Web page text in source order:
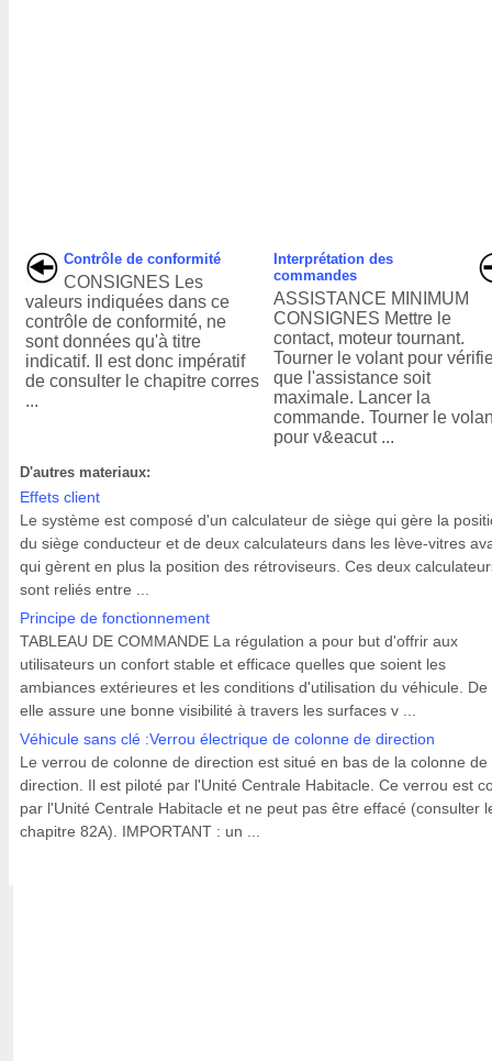
Contrôle de conformité
CONSIGNES Les
valeurs indiquées dans ce
contrôle de conformité, ne
sont données qu'à titre
indicatif. Il est donc impératif
de consulter le chapitre corres
...
Interprétation des
commandes
ASSISTANCE MINIMUM
CONSIGNES Mettre le
contact, moteur tournant.
Tourner le volant pour
que l'assistance soit
maximale. Lancer la
commande. Tourner le
pour v&eacut ...
D'autres materiaux:
Effets client
Le système est composé d'un calculateur de siège qui gère la
du siège conducteur et de deux calculateurs dans les lève-vitres
qui gèrent en plus la position des rétroviseurs. Ces deux
sont reliés entre ...
Principe de fonctionnement
TABLEAU DE COMMANDE La régulation a pour but d'offrir aux
utilisateurs un confort stable et efficace quelles que soient les
ambiances extérieures et les conditions d'utilisation du véhicule. De
elle assure une bonne visibilité à travers les surfaces v ...
Véhicule sans clé :Verrou électrique de colonne de direction
Le verrou de colonne de direction est situé en bas de la colonne de
direction. Il est piloté par l'Unité Centrale Habitacle. Ce verrou est
par l'Unité Centrale Habitacle et ne peut pas être effacé (consulter
chapitre 82A). IMPORTANT : un ...